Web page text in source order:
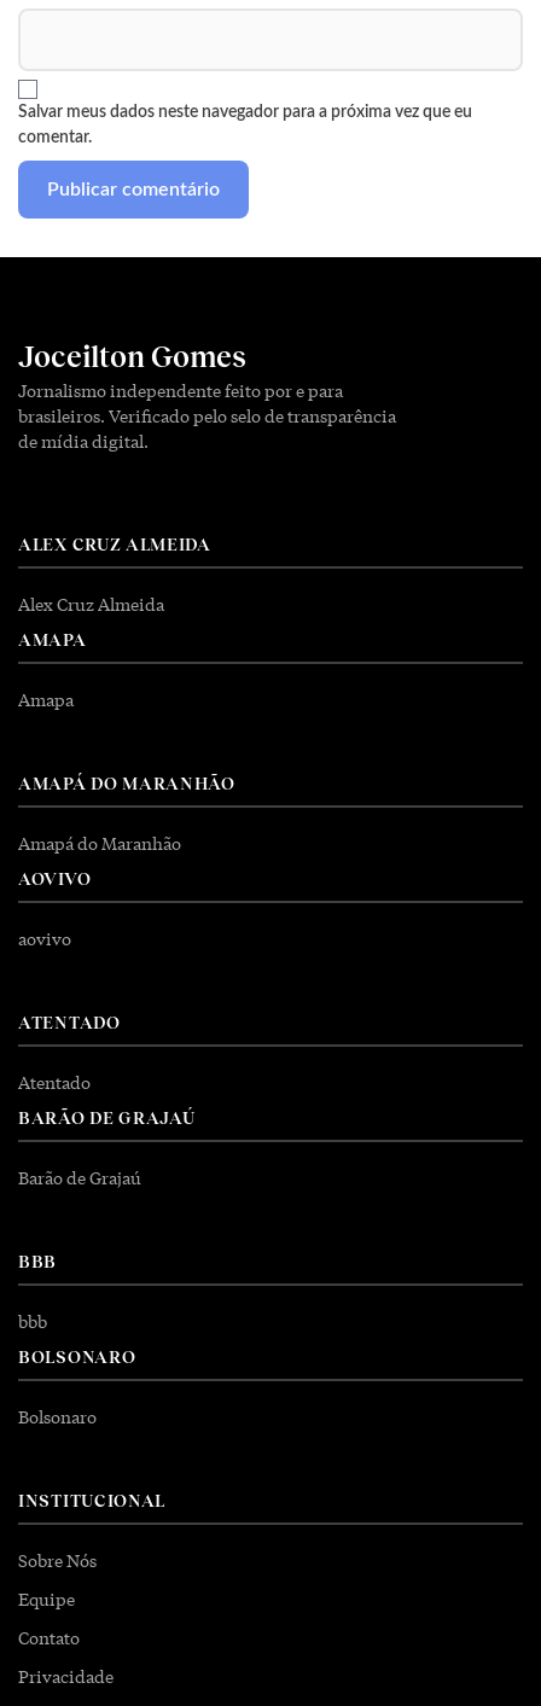
Salvar meus dados neste navegador para a próxima vez que eu
comentar.
Joceilton Gomes
Jornalismo independente feito por e para
brasileiros. Verificado pelo selo de transparência
de mídia digital.
ALEX CRUZ ALMEIDA
Alex Cruz Almeida
AMAPA
Amapa
AMAPÁ DO MARANHÃO
Amapá do Maranhão
AOVIVO
aovivo
ATENTADO
Atentado
BARÃO DE GRAJAÚ
Barão de Grajaú
BBB
bbb
BOLSONARO
Bolsonaro
INSTITUCIONAL
Sobre Nós
Equipe
Contato
Privacidade